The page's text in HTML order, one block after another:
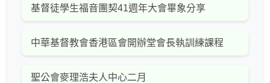
基督徒學生福音團契41週年大會畢象分享
中華基督教會香港區會開辦堂會長執訓練課程
聖公會麥理浩夫人中心二月